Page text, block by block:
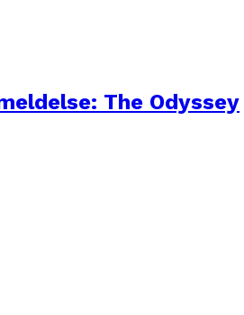
The Odyssey